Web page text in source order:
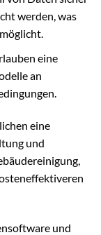
werden, was
eine
an
eine
und
und